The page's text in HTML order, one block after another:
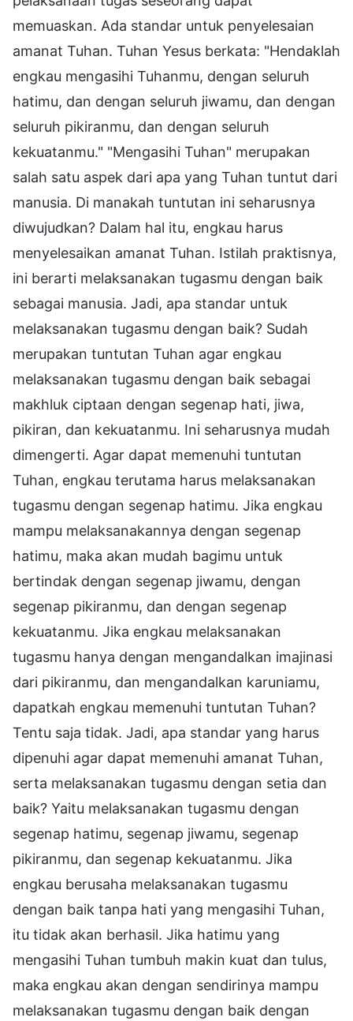
memuaskan. Ada standar untuk penyelesaian
amanat Tuhan. Tuhan Yesus berkata: "Hendaklah
engkau mengasihi Tuhanmu, dengan seluruh
hatimu, dan dengan seluruh jiwamu, dan dengan
seluruh pikiranmu, dan dengan seluruh
kekuatanmu." "Mengasihi Tuhan" merupakan
salah satu aspek dari apa yang Tuhan tuntut dari
manusia. Di manakah tuntutan ini seharusnya
diwujudkan? Dalam hal itu, engkau harus
menyelesaikan amanat Tuhan. Istilah praktisnya,
ini berarti melaksanakan tugasmu dengan baik
sebagai manusia. Jadi, apa standar untuk
melaksanakan tugasmu dengan baik? Sudah
merupakan tuntutan Tuhan agar engkau
melaksanakan tugasmu dengan baik sebagai
makhluk ciptaan dengan segenap hati, jiwa,
pikiran, dan kekuatanmu. Ini seharusnya mudah
dimengerti. Agar dapat memenuhi tuntutan
Tuhan, engkau terutama harus melaksanakan
tugasmu dengan segenap hatimu. Jika engkau
mampu melaksanakannya dengan segenap
hatimu, maka akan mudah bagimu untuk
bertindak dengan segenap jiwamu, dengan
segenap pikiranmu, dan dengan segenap
kekuatanmu. Jika engkau melaksanakan
tugasmu hanya dengan mengandalkan imajinasi
dari pikiranmu, dan mengandalkan karuniamu,
dapatkah engkau memenuhi tuntutan Tuhan?
Tentu saja tidak. Jadi, apa standar yang harus
dipenuhi agar dapat memenuhi amanat Tuhan,
serta melaksanakan tugasmu dengan setia dan
baik? Yaitu melaksanakan tugasmu dengan
segenap hatimu, segenap jiwamu, segenap
pikiranmu, dan segenap kekuatanmu. Jika
engkau berusaha melaksanakan tugasmu
dengan baik tanpa hati yang mengasihi Tuhan,
itu tidak akan berhasil. Jika hatimu yang
mengasihi Tuhan tumbuh makin kuat dan tulus,
maka engkau akan dengan sendirinya mampu
melaksanakan tugasmu dengan baik dengan